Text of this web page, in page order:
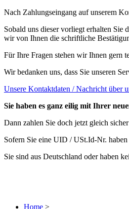
Nach Zahlungseingang auf unserem
Sobald uns dieser vorliegt erhalten Sie
wir von Ihnen die schriftliche
Für Ihre Fragen stehen wir Ihnen gern
Wir bedanken uns, dass Sie unseren
Unsere Kontaktdaten / Nachricht über
Sie haben es ganz eilig mit Ihrer
Dann zahlen Sie doch jetzt gleich
Sofern Sie eine UID / USt.Id-Nr.
Sie sind aus Deutschland oder haben
Home >